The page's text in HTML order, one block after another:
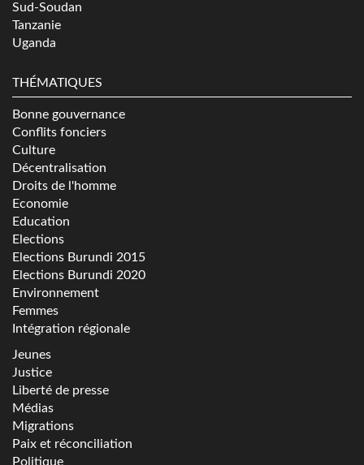
Sud-Soudan
Tanzanie
Uganda
THÉMATIQUES
Bonne gouvernance
Conflits fonciers
Culture
Décentralisation
Droits de l'homme
Economie
Education
Elections
Elections Burundi 2015
Elections Burundi 2020
Environnement
Femmes
Intégration régionale
Jeunes
Justice
Liberté de presse
Médias
Migrations
Paix et réconciliation
Politique